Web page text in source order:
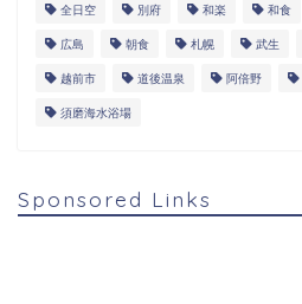
全日空 別府 和楽 和食
広島 朝食 札幌 武生
越前市 道後温泉 阿倍野
須磨海水浴場
Sponsored Links